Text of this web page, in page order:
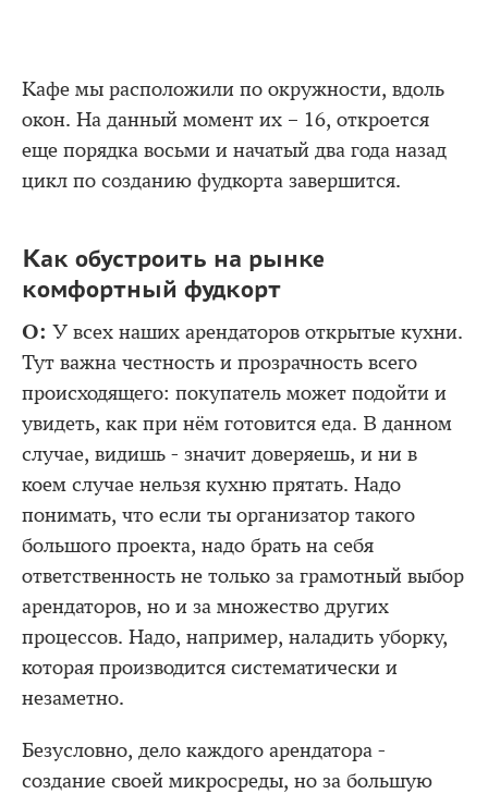
Кафе мы расположили по окружности, вдоль
окон. На данный момент их – 16, откроется
еще порядка восьми и начатый два года назад
цикл по созданию фудкорта завершится.
Как обустроить на рынке
комфортный фудкорт
О: У всех наших арендаторов открытые кухни.
Тут важна честность и прозрачность всего
происходящего: покупатель может подойти и
увидеть, как при нём готовится еда. В данном
случае, видишь - значит доверяешь, и ни в
коем случае нельзя кухню прятать. Надо
понимать, что если ты организатор такого
большого проекта, надо брать на себя
ответственность не только за грамотный выбор
арендаторов, но и за множество других
процессов. Надо, например, наладить уборку,
которая производится систематически и
незаметно.
Безусловно, дело каждого арендатора -
создание своей микросреды, но за большую